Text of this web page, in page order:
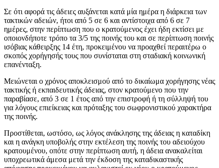
Σε ότι αφορά τις άδειες αυξάνεται κατά μία ημέρα η διάρκεια των
τακτικών αδειών, ήτοι από 5 σε 6 και αντίστοιχα από 6 σε 7
ημέρες, στην περίπτωση που ο κρατούμενος έχει ήδη εκτίσει με
οποιονδήποτε τρόπο τα 3/5 της ποινής του και σε περίπτωση ποινής
ισόβιας κάθειρξης 14 έτη, προκειμένου να προαχθεί περαιτέρω ο
σκοπός χορήγησής τους που συνίσταται στη σταδιακή κοινωνική
επανένταξη.
Μειώνεται ο χρόνος αποκλεισμού από το δικαίωμα χορήγησης νέας
τακτικής ή εκπαιδευτικής άδειας, στον κρατούμενο που την
παραβίασε, από 3 σε 1 έτος από την επιστροφή ή τη σύλληψή του
για λόγους επιείκειας και πρόταξης του σωφρονιστικού χαρακτήρα
της ποινής.
Προστίθεται, ωστόσο, ως λόγος ανάκλησης της άδειας η καταδίκη
και η ανάγκη υποβολής στην εκτέλεση της ποινής του αδειούχου
κρατουμένου, οπότε στην περίπτωση αυτή, η άδεια ανακαλείται
υποχρεωτικά άμεσα μετά την έκδοση της καταδικαστικής